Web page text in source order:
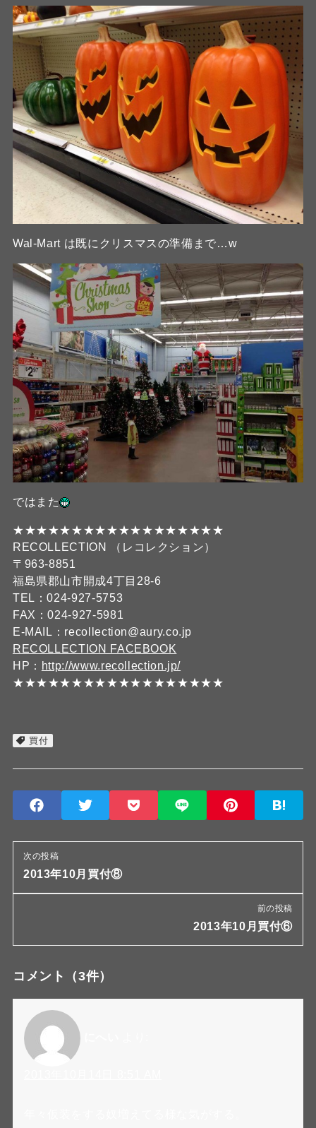
Wal-Mart は既にクリスマスの準備まで…w
ではまた
★★★★★★★★★★★★★★★★★★
RECOLLECTION （レコレクション）
〒963-8851
福島県郡山市開成4丁目28-6
TEL：024-927-5753
FAX：024-927-5981
E-MAIL：recollection@aury.co.jp
RECOLLECTION FACEBOOK
HP： http://www.recollection.jp/
★★★★★★★★★★★★★★★★★★
買付
次の投稿
2013年10月買付⑧
前の投稿
2013年10月買付⑥
コメント （3件）